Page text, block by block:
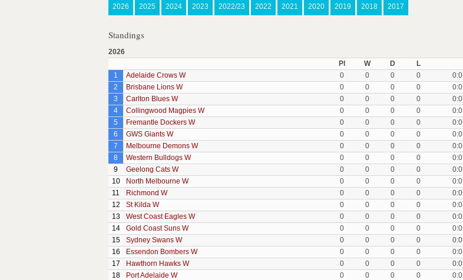
2026 2025 2024 2023 2022/23 2022 2021 2020 2019 2018 2017
Standings
2026
Pl
W D L
1
Adelaide Crows W 0 0 0 0 0:0
2
Brisbane Lions W 0 0 0 0 0:0
3
Carlton Blues W 0 0 0 0 0:0
4
Collingwood Magpies W 0 0 0 0 0:0
5
Fremantle Dockers W 0 0 0 0 0:0
6
GWS Giants W 0 0 0 0 0:0
7
Melbourne Demons W 0 0 0 0 0:0
8
Western Bulldogs W 0 0 0 0 0:0
9
Geelong Cats W 0 0 0 0 0:0
10
North Melbourne W 0 0 0 0 0:0
11
Richmond W 0 0 0 0 0:0
12
St Kilda W 0 0 0 0 0:0
13
West Coast Eagles W 0 0 0 0 0:0
14
Gold Coast Suns W 0 0 0 0 0:0
15
Sydney Swans W 0 0 0 0 0:0
16
Essendon Bombers W 0 0 0 0 0:0
17
Hawthorn Hawks W 0 0 0 0 0:0
18
Port Adelaide W 0 0 0 0 0:0